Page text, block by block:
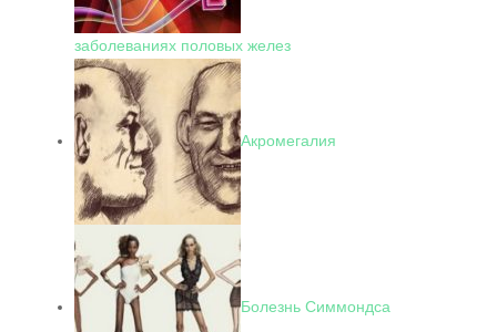
заболеваниях половых желез
Акромегалия
Болезнь Симмондса